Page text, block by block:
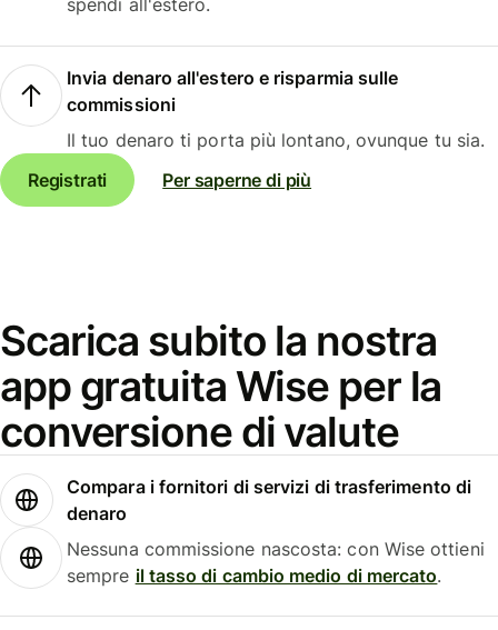
spendi all'estero.
Invia denaro all'estero e risparmia sulle
commissioni
Il tuo denaro ti porta più lontano, ovunque tu sia.
Registrati
Per saperne di più
Scarica subito la nostra
app gratuita Wise per la
conversione di valute
Compara i fornitori di servizi di trasferimento di
denaro
Nessuna commissione nascosta: con Wise ottieni
sempre il tasso di cambio medio di mercato.